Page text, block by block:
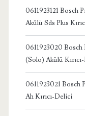
0611923121 Bosch
Akülü Sds Plus
0611923020
(Solo) Akülü
0611923021
Ah Kırıcı-Delici